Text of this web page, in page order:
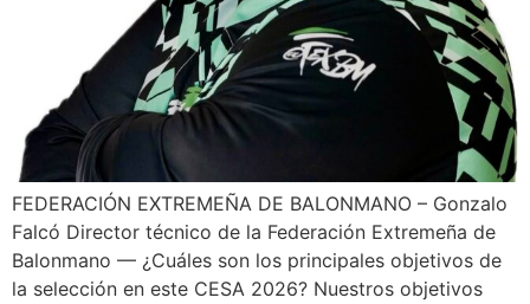
FEDERACIÓN EXTREMEÑA DE BALONMANO – Gonzalo
Falcó Director técnico de la Federación Extremeña de
Balonmano — ¿Cuáles son los principales objetivos de
la selección en este CESA 2026? Nuestros objetivos